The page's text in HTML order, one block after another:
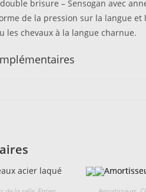
brisure – Sensogan avec
de la pression sur la langue et
les chevaux à la langue charnue.